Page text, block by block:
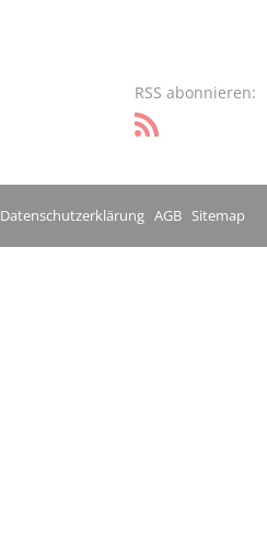
RSS abonnieren:
Datenschutzerklärung AGB Sitemap